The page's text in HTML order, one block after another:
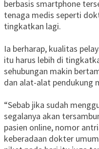
berbasis smartphone
tenaga medis seperti
tingkatkan lagi.
Ia berharap, kualitas
itu harus lebih di
sehubungan makin
dan alat-alat pendukung
“Sebab jika sudah
segalanya akan
pasien online, nomor
keberadaan dokter